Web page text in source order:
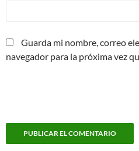
Guarda mi nombre, correo
navegador para la próxima vez